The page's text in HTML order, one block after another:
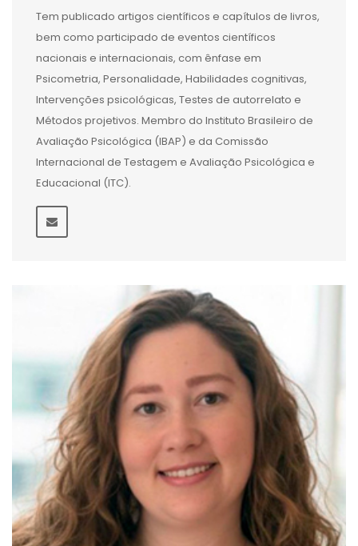
Tem publicado artigos científicos e capítulos de livros,
bem como participado de eventos científicos
nacionais e internacionais, com ênfase em
Psicometria, Personalidade, Habilidades cognitivas,
Intervenções psicológicas, Testes de autorrelato e
Métodos projetivos. Membro do Instituto Brasileiro de
Avaliação Psicológica (IBAP) e da Comissão
Internacional de Testagem e Avaliação Psicológica e
Educacional (ITC).